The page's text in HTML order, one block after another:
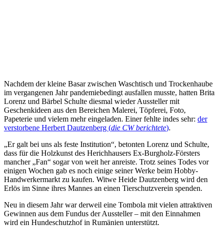
Nachdem der kleine Basar zwischen Waschtisch und Trockenhaube
im vergangenen Jahr pandemiebedingt ausfallen musste, hatten Brita
Lorenz und Bärbel Schulte diesmal wieder Aussteller mit
Geschenkideen aus den Bereichen Malerei, Töpferei, Foto,
Papeterie und vielem mehr eingeladen. Einer fehlte indes sehr: der
verstorbene Herbert Dautzenberg (die CW berichtete).
„Er galt bei uns als feste Institution“, betonten Lorenz und Schulte,
dass für die Holzkunst des Herichhausers Ex-Burgholz-Försters
mancher „Fan“ sogar von weit her anreiste. Trotz seines Todes vor
einigen Wochen gab es noch einige seiner Werke beim Hobby-
Handwerkermarkt zu kaufen. Witwe Heide Dautzenberg wird den
Erlös im Sinne ihres Mannes an einen Tierschutzverein spenden.
Neu in diesem Jahr war derweil eine Tombola mit vielen attraktiven
Gewinnen aus dem Fundus der Aussteller – mit den Einnahmen
wird ein Hundeschutzhof in Rumänien unterstützt.